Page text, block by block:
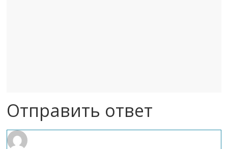
Отправить ответ